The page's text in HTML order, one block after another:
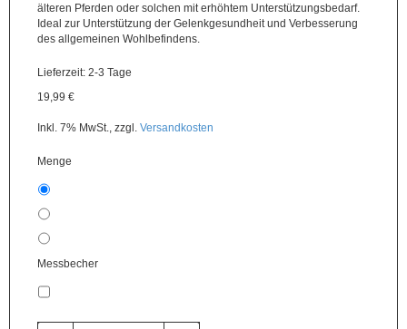
älteren Pferden oder solchen mit erhöhtem Unterstützungsbedarf.
Ideal zur Unterstützung der Gelenkgesundheit und Verbesserung
des allgemeinen Wohlbefindens.
Lieferzeit: 2-3 Tage
19,99 €
Inkl. 7% MwSt., zzgl. Versandkosten
Menge
Messbecher